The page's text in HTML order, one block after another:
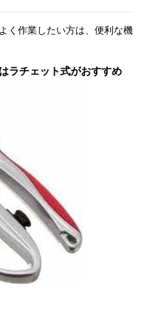
く作業したい方は、便利な機
ラチェット式がおすすめ